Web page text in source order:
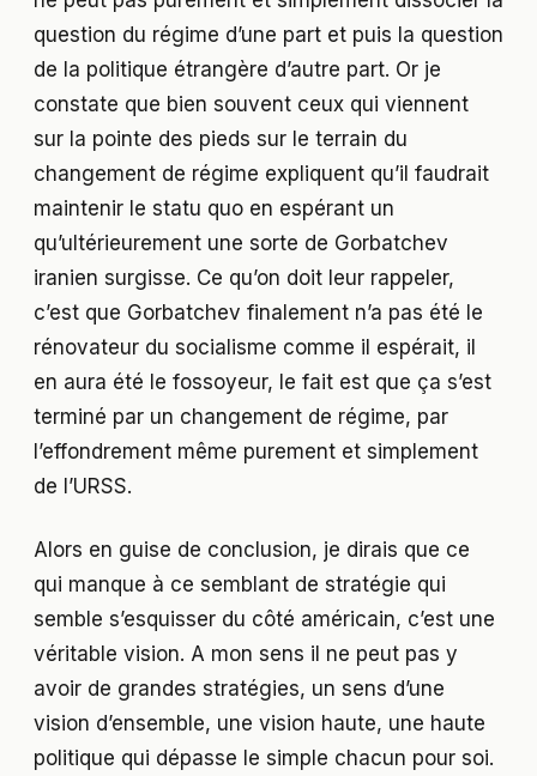
question du régime d’une part et puis la question
de la politique étrangère d’autre part. Or je
constate que bien souvent ceux qui viennent
sur la pointe des pieds sur le terrain du
changement de régime expliquent qu’il faudrait
maintenir le statu quo en espérant un
qu’ultérieurement une sorte de Gorbatchev
iranien surgisse. Ce qu’on doit leur rappeler,
c’est que Gorbatchev finalement n’a pas été le
rénovateur du socialisme comme il espérait, il
en aura été le fossoyeur, le fait est que ça s’est
terminé par un changement de régime, par
l’effondrement même purement et simplement
de l’URSS.
Alors en guise de conclusion, je dirais que ce
qui manque à ce semblant de stratégie qui
semble s’esquisser du côté américain, c’est une
véritable vision. A mon sens il ne peut pas y
avoir de grandes stratégies, un sens d’une
vision d’ensemble, une vision haute, une haute
politique qui dépasse le simple chacun pour soi.